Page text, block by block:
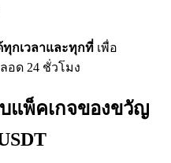
กเวลาและทุกที่ เพื่อ
อด 24 ชั่วโมง
แพ็คเกจของขวัญ